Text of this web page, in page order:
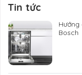
Tin tức
Bosch